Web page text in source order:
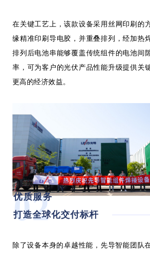
在关键工艺上，该款设备采用丝网印刷的
缘精准印刷导电胶，并重叠排列，经加热
排列 后电池串能够覆盖传统组件的电池间
率， 可为客户的光伏产品性能升级提供关
更高的经济效益。
02
优质服务
打造全球化交付标杆
除了设备本身的卓越性能，先导智能团队